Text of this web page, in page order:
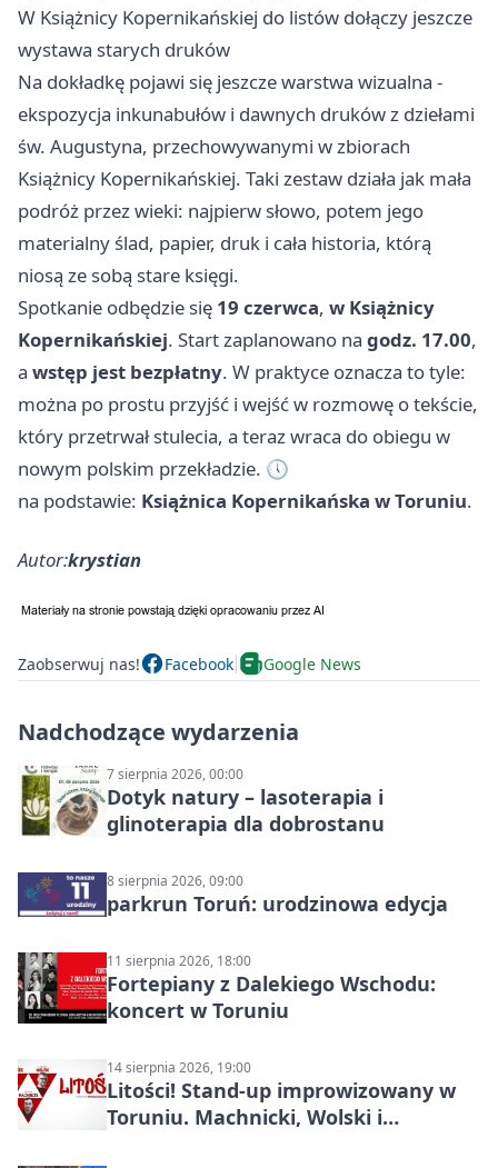
W Książnicy Kopernikańskiej do listów dołączy jeszcze
wystawa starych druków
Na dokładkę pojawi się jeszcze warstwa wizualna -
ekspozycja inkunabułów i dawnych druków z dziełami
św. Augustyna, przechowywanymi w zbiorach
Książnicy Kopernikańskiej. Taki zestaw działa jak mała
podróż przez wieki: najpierw słowo, potem jego
materialny ślad, papier, druk i cała historia, którą
niosą ze sobą stare księgi.
Spotkanie odbędzie się 19 czerwca, w Książnicy
Kopernikańskiej. Start zaplanowano na godz. 17.00,
a wstęp jest bezpłatny. W praktyce oznacza to tyle:
można po prostu przyjść i wejść w rozmowę o tekście,
który przetrwał stulecia, a teraz wraca do obiegu w
nowym polskim przekładzie. 🕔
na podstawie: Książnica Kopernikańska w Toruniu.
Autor:krystian
Zaobserwuj nas! Facebook Google News
Nadchodzące wydarzenia
7 sierpnia 2026, 00:00
Dotyk natury – lasoterapia i
glinoterapia dla dobrostanu
8 sierpnia 2026, 09:00
parkrun Toruń: urodzinowa edycja
11 sierpnia 2026, 18:00
Fortepiany z Dalekiego Wschodu:
koncert w Toruniu
14 sierpnia 2026, 19:00
Litości! Stand-up improwizowany w
Toruniu. Machnicki, Wolski i